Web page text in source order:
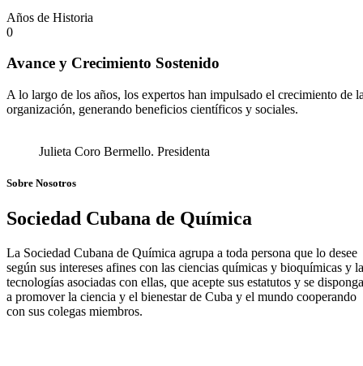
Años de Historia
0
Avance y Crecimiento Sostenido
A lo largo de los años, los expertos han impulsado el crecimiento de
organización, generando beneficios científicos y sociales.
Julieta Coro Bermello. Presidenta
Sobre Nosotros
Sociedad Cubana de Química
La Sociedad Cubana de Química agrupa a toda persona que lo desee
según sus intereses afines con las ciencias químicas y bioquímicas y
tecnologías asociadas con ellas, que acepte sus estatutos y se disponga
a promover la ciencia y el bienestar de Cuba y el mundo cooperando
con sus colegas miembros.